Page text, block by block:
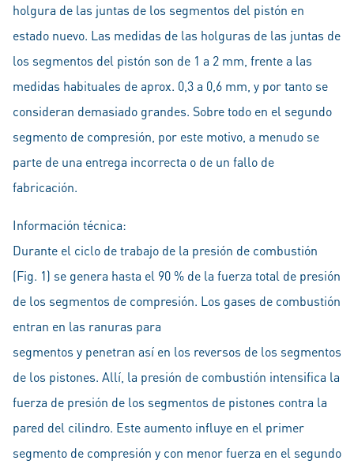
holgura de las juntas de los segmentos del pistón en
estado nuevo. Las medidas de las holguras de las juntas de
los segmentos del pistón son de 1 a 2 mm, frente a las
medidas habituales de aprox. 0,3 a 0,6 mm, y por tanto se
consideran demasiado grandes. Sobre todo en el segundo
segmento de compresión, por este motivo, a menudo se
parte de una entrega incorrecta o de un fallo de
fabricación.
Información técnica:
Durante el ciclo de trabajo de la presión de combustión
(Fig. 1) se genera hasta el 90 % de la fuerza total de presión
de los segmentos de compresión. Los gases de combustión
entran en las ranuras para
segmentos y penetran así en los reversos de los segmentos
de los pistones. Allí, la presión de combustión intensifica la
fuerza de presión de los segmentos de pistones contra la
pared del cilindro. Este aumento influye en el primer
segmento de compresión y con menor fuerza en el segundo